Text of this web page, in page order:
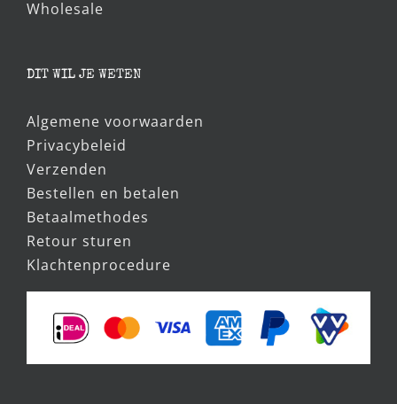
Wholesale
DIT WIL JE WETEN
Algemene voorwaarden
Privacybeleid
Verzenden
Bestellen en betalen
Betaalmethodes
Retour sturen
Klachtenprocedure